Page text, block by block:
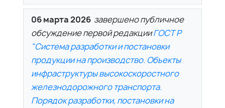
06 марта 2026 завершено публичное
обсуждение первой редакцииГОСТ Р
"Система разработки и постановки
продукции на производство. Объекты
инфраструктуры высокоскоростного
железнодорожного транспорта.
Порядок разработки, постановки на